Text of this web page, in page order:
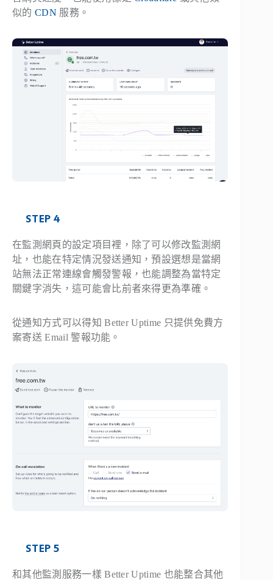
似的 CDN 服務。
STEP 4
在監測網頁的設定項目裡，除了可以修改監測網
址，也能在特定情況發送通知，預設選想是當網
站無法正常連線會觸發警報，也能調整為當特定
關鍵字消失，這可能會比前者來得更為準確。
從通知方式可以得知 Better Uptime 只提供免費方
案寄送 Email 警報功能。
STEP 5
和其他監測服務一樣 Better Uptime 也能整合其他